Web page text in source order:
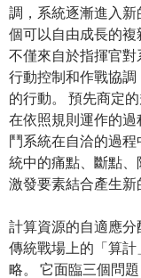
調，系統逐漸進入
個可以自由成長的
不僅來自於指揮官對
行動控制和作戰協
的行動。 預先商定
在依照規則運作的
鬥系統在自洽的過
統中的痛點、斷點、
激發要素結合產生新
計算資源的自適應分
傳統戰場上的「算
略。 它面臨三個問